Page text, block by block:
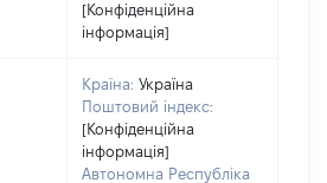
[Конфіденційна
інформація]
Країна: Україна
Поштовий індекс:
[Конфіденційна
інформація]
Автономна Республіка